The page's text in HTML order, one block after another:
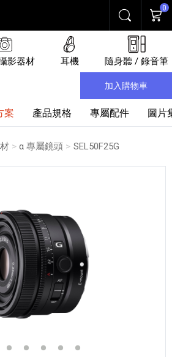
搜尋 購物
0
影器材 耳機 隨身聽 / 錄音筆
加入購物車
案 產品規格 專屬配件 圖片
α 專屬鏡頭 目前頁面：
SEL50F25G